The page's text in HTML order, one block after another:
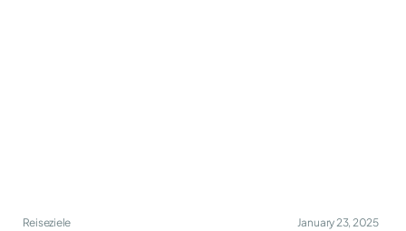
Reiseziele January 23, 2025